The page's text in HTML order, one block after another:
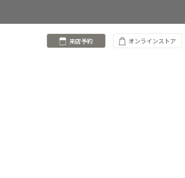
来店予約 オンラインストア